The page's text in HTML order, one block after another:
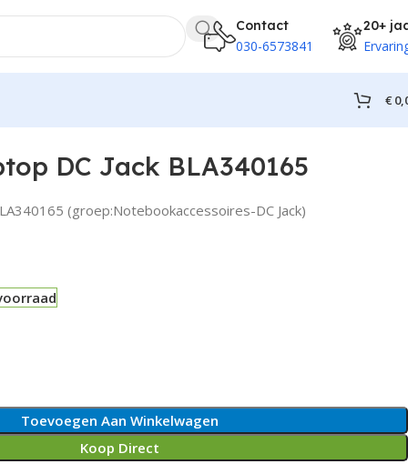
Contact
030-6573841
20+
€
DC Jack BLA340165
(groep:Notebookaccessoires-DC Jack)
Toevoegen Aan Winkelwagen
Koop Direct